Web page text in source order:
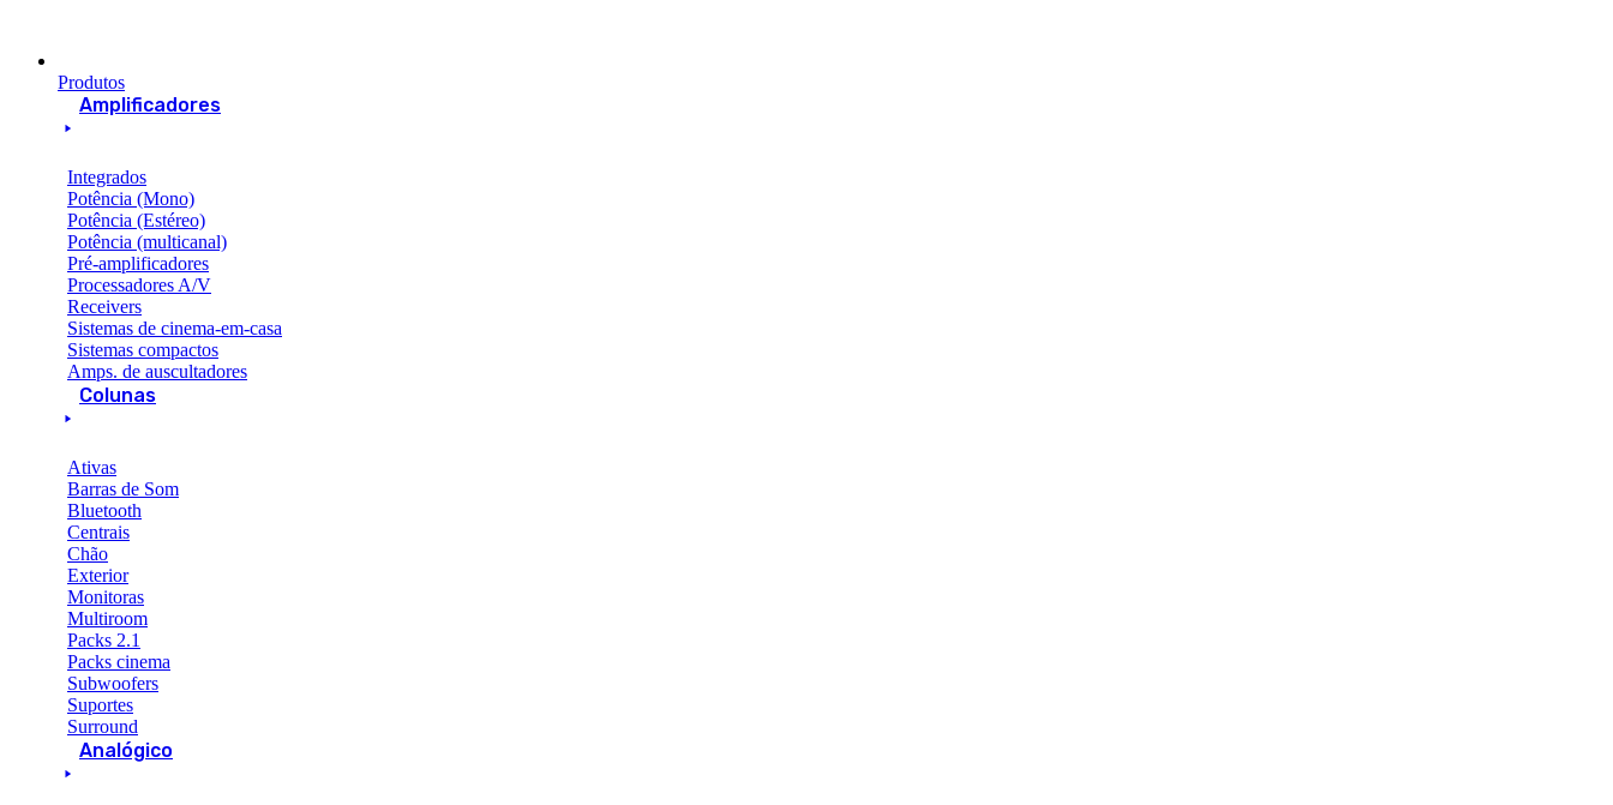
Produtos
Amplificadores
Integrados
Potência (Mono)
Potência (Estéreo)
Potência (multicanal)
Pré-amplificadores
Processadores A/V
Receivers
Sistemas de cinema-em-casa
Sistemas compactos
Amps. de auscultadores
Colunas
Ativas
Barras de Som
Bluetooth
Centrais
Chão
Exterior
Monitoras
Multiroom
Packs 2.1
Packs cinema
Subwoofers
Suportes
Surround
Analógico